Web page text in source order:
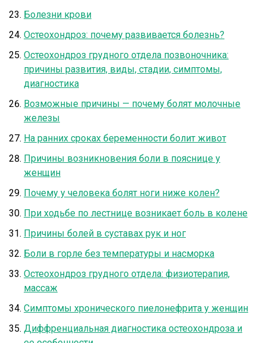
Болезни крови
Остеохондроз: почему развивается болезнь?
Остеохондроз грудного отдела позвоночника:
причины развития, виды, стадии, симптомы,
диагностика
Возможные причины — почему болят молочные
железы
На ранних сроках беременности болит живот
Причины возникновения боли в пояснице у
женщин
Почему у человека болят ноги ниже колен?
При ходьбе по лестнице возникает боль в колене
Причины болей в суставах рук и ног
Боли в горле без температуры и насморка
Остеохондроз грудного отдела: физиотерапия,
массаж
Симптомы хронического пиелонефрита у женщин
Диффренциальная диагностика остеохондроза и